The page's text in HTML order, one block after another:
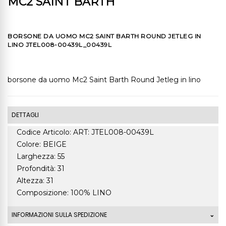
BORSONE DA UOMO MC2 SAINT BARTH ROUND JETLEG IN
LINO JTEL008-00439L_00439L
borsone da uomo Mc2 Saint Barth Round Jetleg in lino
DETTAGLI
Codice Articolo: ART: JTEL008-00439L
Colore: BEIGE
Larghezza: 55
Profondità: 31
Altezza: 31
Composizione: 100% LINO
INFORMAZIONI SULLA SPEDIZIONE